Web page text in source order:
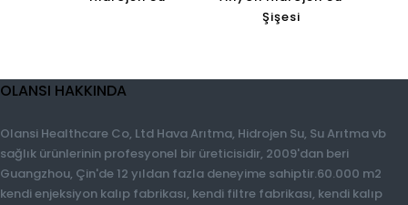
Şişesi
Olansi Healthcare Co, Ltd Hava Arıtma, Hidrojen Su, Su Arıtma vb